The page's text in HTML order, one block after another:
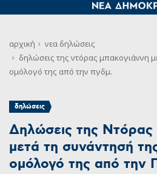
αρχική νεα δηλώσεις
δηλώσεις της ντόρας μπακογιάννη
ομόλογό της από την πγδμ.
δηλώσεις
Δηλώσεις της Ντόρας
μετά τη συνάντησή
ομόλογό της από την